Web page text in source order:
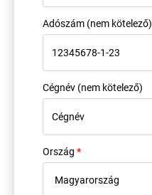
Adószám (nem kötelező)
Cégnév (nem kötelező)
Ország*